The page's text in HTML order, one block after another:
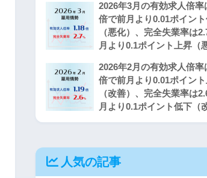
2026年3月の有効求人倍率
倍で前月より0.01ポイン
（悪化）、完全失業率は
月より0.1ポイント上昇（
2026年2月の有効求人倍率
倍で前月より0.01ポイン
（改善）、完全失業率は
月より0.1ポイント低下（
人気の記事